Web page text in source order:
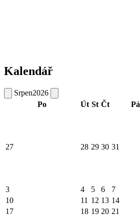
Kalendář
Srpen2026
Po
Út St Čt Pá
27 28 29 30 31
3 4 5 6 7
10
11 12 13 14
17
18 19 20 21